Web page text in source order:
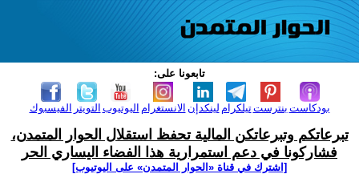
تابعونا على:
الفيسبوك التويتر اليوتيوب الانستغرام لينكدإن تيلكرامبنترست بودكاست
تبرعاتكم وتبرعاتكن المالية تحفظ استقلال الحوار المتمدن،
فشاركونا في دعم استمرارية هذا الفضاء اليساري الحر
[اشترك في قناة ‫«الحوار المتمدن» على اليوتيوب]